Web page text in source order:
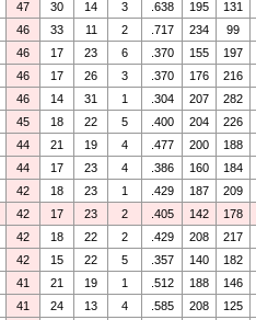
47 30 14 3 .638 195 131
46 33 11 2 .717 234 99
46 17 23 6 .370 155 197
46 17 26 3 .370 176 216
46 14 31 1 .304 207 282
45 18 22 5 .400 204 226
44 21 19 4 .477 200 188
44 17 23 4 .386 160 184
42 18 23 1 .429 187 209
42 17 23 2 .405 142 178
42 18 22 2 .429 208 217
42 15 22 5 .357 140 182
41 21 19 1 .512 188 146
41 24 13 4 .585 208 125